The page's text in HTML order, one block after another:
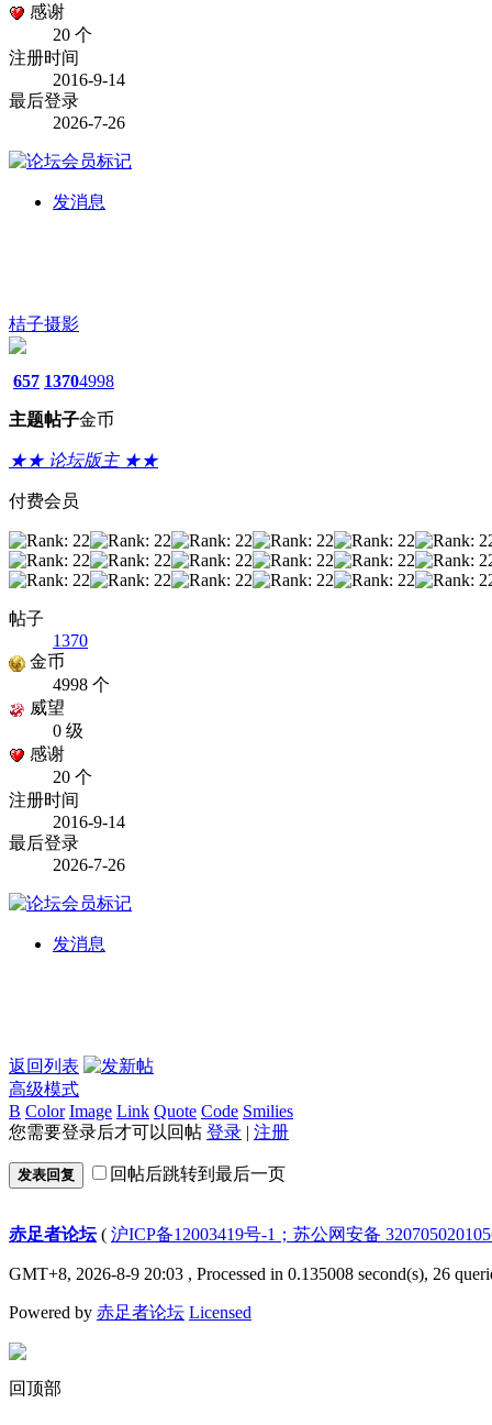
感谢
20 个
注册时间
2016-9-14
最后登录
2026-7-26
发消息
桔子摄影
657
主题
1370
帖子
4998
金币
★★ 论坛版主 ★★
付费会员
帖子
1370
金币
4998 个
威望
0 级
感谢
20 个
注册时间
2016-9-14
最后登录
2026-7-26
发消息
返回列表
高级模式
B Color Image Link Quote Code Smilies
您需要登录后才可以回帖 登录 | 注册
发表回复 回帖后跳转到最后一页
赤足者论坛( 沪ICP备12003419号-1；苏公网安备
GMT+8, 2026-8-9 20:03 , Processed in 0.135008 second(s), 26
Powered by 赤足者论坛 Licensed
回顶部